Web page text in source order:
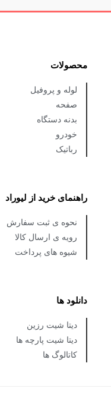
محصولات
لوله و پروفیل
صفحه
بدنه دستگاه
خودرو
رباتیک
راهنمای خرید از لیوراد
نحوه ی ثبت سفارش
رویه ی ارسال کالا
شیوه های پرداخت
دانلود ها
دیتا شیت رزین
دیتا شیت پارچه ها
کاتالوگ ها